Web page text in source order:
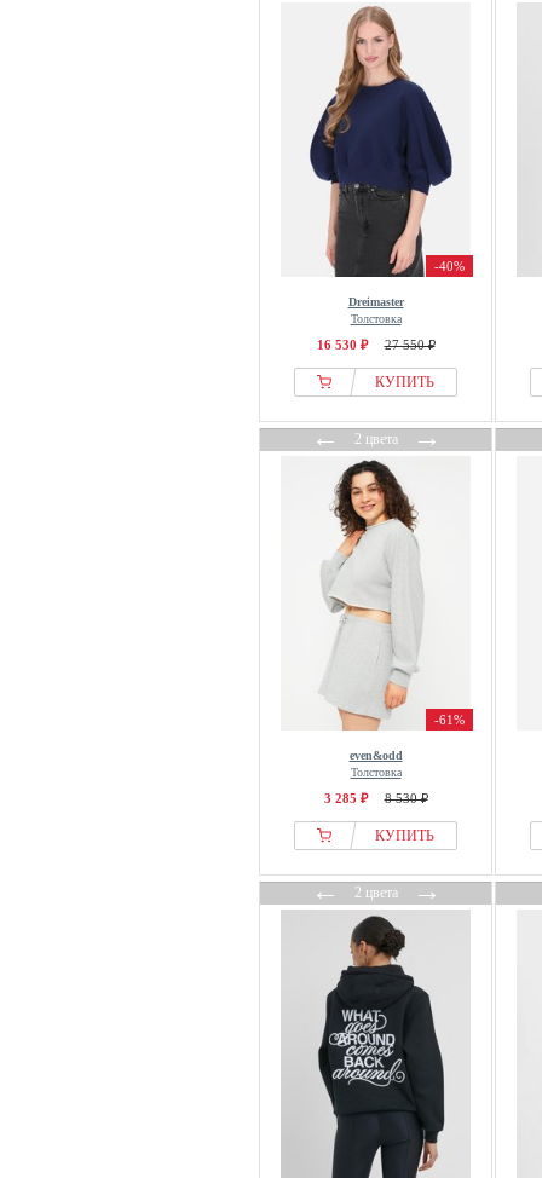
-40%
Dreimaster
Толстовка
16 530 ₽ 27 550 ₽
КУПИТЬ
←2 цвета→
-61%
even&odd
Толстовка
3 285 ₽ 8 530 ₽
КУПИТЬ
←2 цвета→